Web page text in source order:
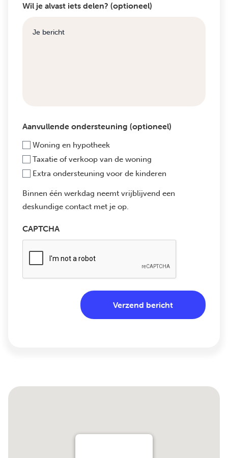
Wil je alvast iets delen? (optioneel)
Aanvullende ondersteuning (optioneel)
Woning en hypotheek
Taxatie of verkoop van de woning
Extra ondersteuning voor de kinderen
Binnen één werkdag neemt vrijblijvend een
deskundige contact met je op.
CAPTCHA